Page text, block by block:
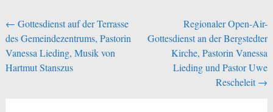
Beitragsnavigation
← Gottesdienst auf der Terrasse
des Gemeindezentrums, Pastorin
Vanessa Lieding, Musik von
Hartmut Stanszus
Regionaler Open-Air-
Gottesdienst an der Bergstedter
Kirche, Pastorin Vanessa
Lieding und Pastor Uwe
Rescheleit→